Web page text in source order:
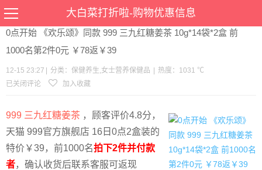
大白菜打折啦-购物优惠信息
当前位置： 优惠>保健养生女士营养保健品>文章详情
0点开始 《欢乐颂》同款 999 三九红糖姜茶 10g*14袋*2盒 前
1000名第2件0元 ￥78返￥39
12-15 23:27 分类： 保健养生,女士营养保健品
热度：1031 ℃
已关闭评论
加入收藏
999 三九红糖姜茶 ，顾客评价4.8分，
天猫 999官方旗舰店 16日0点2盒装的
特价￥39，前1000名拍下2件并付款
者，确认收货后联系客服可返现